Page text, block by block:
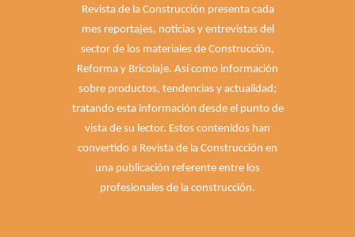
Revista de la Construcción presenta cada
mes reportajes, noticias y entrevistas del
sector de los materiales de Construcción,
Reforma y Bricolaje. Así como información
sobre productos, tendencias y actualidad;
tratando esta información desde el punto de
vista de su lector. Estos contenidos han
convertido a Revista de la Construcción en
una publicación referente entre los
profesionales de la construcción.